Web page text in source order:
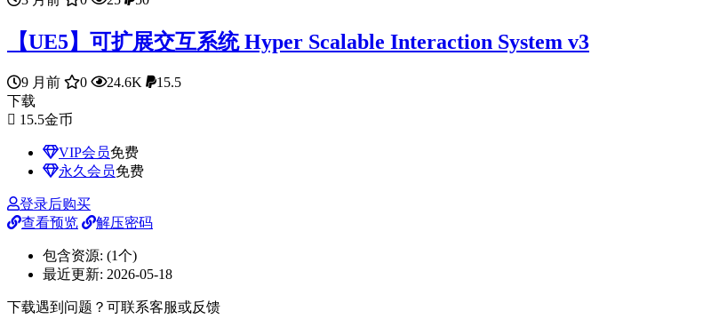
【UE5】可扩展交互系统 Hyper Scalable Interaction System v3
9 月前 0 24.6K
15.5
下载
15.5金币
VIP会员免费
永久会员免费
登录后购买
查看预览
解压密码
包含资源: (1个)
最近更新: 2026-05-18
下载遇到问题？可联系客服或反馈